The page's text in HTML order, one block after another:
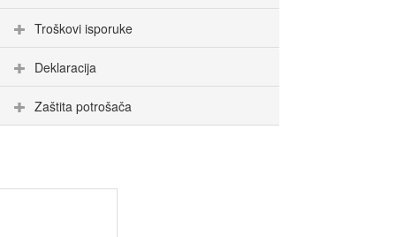
Troškovi isporuke
Deklaracija
Zaštita potrošača